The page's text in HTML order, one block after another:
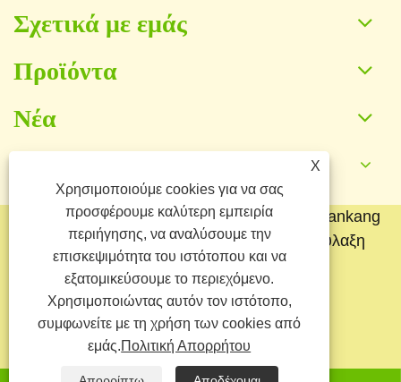
Σχετικά με εμάς
Προϊόντα
Νέα
Πνευματικά δικαιώματα © 2025 Baoding Yuankang
Toy Manufacturing Co., Ltd. Με την επιφύλαξη
παντός δικαιώματος.
Links
Sitemap RSS XML
Πολιτική Απορρήτου
X
Χρησιμοποιούμε cookies για να σας
προσφέρουμε καλύτερη εμπειρία
περιήγησης, να αναλύσουμε την
επισκεψιμότητα του ιστότοπου και να
εξατομικεύσουμε το περιεχόμενο.
Χρησιμοποιώντας αυτόν τον ιστότοπο,
συμφωνείτε με τη χρήση των cookies από
εμάς.Πολιτική Απορρήτου